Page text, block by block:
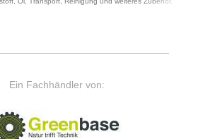
Ein Fachhändler von: